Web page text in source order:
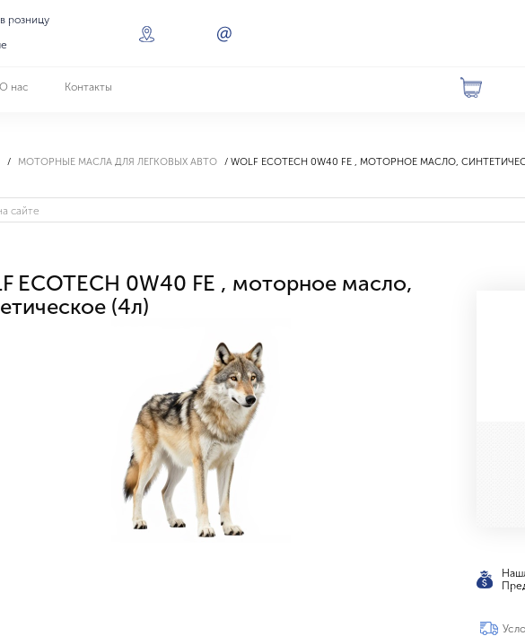
розницу
О нас Контакты
МОТОРНЫЕ МАСЛА ДЛЯ ЛЕГКОВЫХ АВТО WOLF ECOTECH 0W40 FE , МОТОРНОЕ МАСЛО,
ECOTECH 0W40 FE , моторное масло,
(4л)